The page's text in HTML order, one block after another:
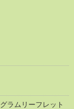
ラムリーフレット